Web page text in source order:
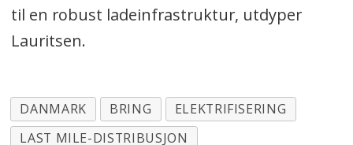
til en robust ladeinfrastruktur, utdyper
Lauritsen.
DANMARK BRING
ELEKTRIFISERING
LAST MILE-DISTRIBUSJON